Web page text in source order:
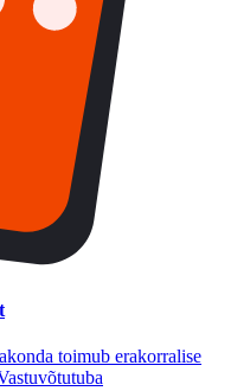
toimub erakorralise